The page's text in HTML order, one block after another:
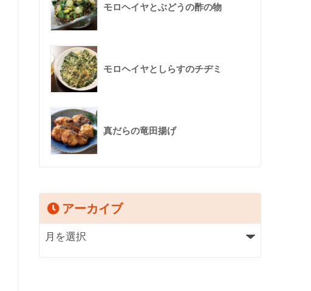
モロヘイヤとぶどうの酢の物
モロヘイヤとしらすのチヂミ
真だらの竜田揚げ
アーカイブ